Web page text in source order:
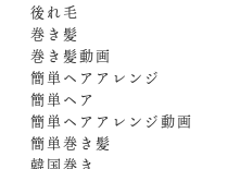
後れ毛
巻き髪
巻き髪動画
簡単ヘアアレンジ
簡単ヘア
簡単ヘアアレンジ動画
簡単巻き髪